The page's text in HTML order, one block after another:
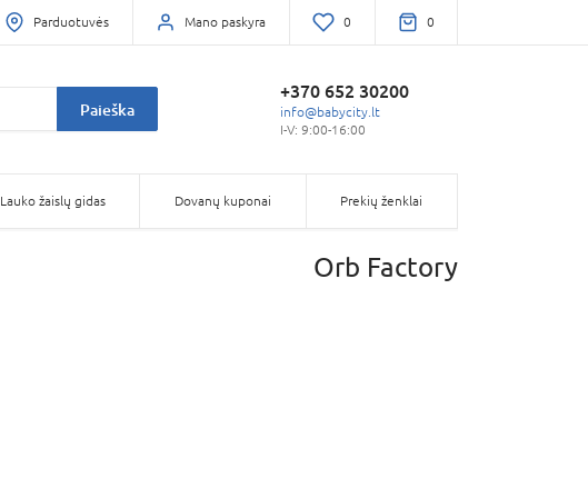
Parduotuvės Mano paskyra 0 0
Paieška
+370 652 30200
info@babycity.lt
I-V: 9:00-16:00
Lauko žaislų gidas Dovanų kuponai Prekių ženklai
Orb Factory